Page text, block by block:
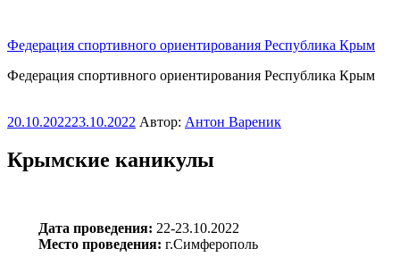
содержимому
Федерация спортивного ориентирования Республика Крым
Федерация спортивного ориентирования Республика Крым
Опубликовано
20.10.202223.10.2022 Автор: Антон Вареник
Крымские каникулы
Дата проведения: 22-23.10.2022
Место проведения: г.Симферополь